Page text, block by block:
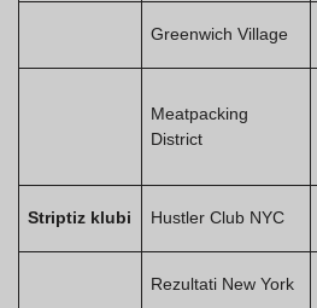
Greenwich Village
Meatpacking
District
Striptiz klubi Hustler Club NYC
Rezultati New York